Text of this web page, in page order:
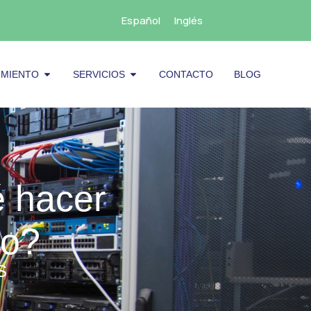
Español Inglés
Abrir Mantenimiento
SERVICIOS Abrir Servicios
CONTACTO BLOG
hacer